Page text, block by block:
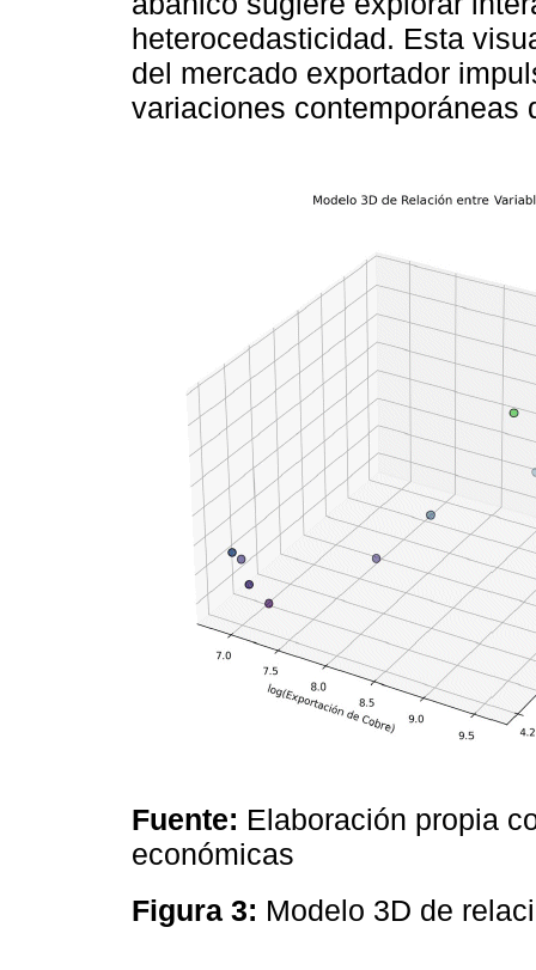
heterocedasticidad. Esta
del mercado exportador
variaciones contemporáneas
Fuente: Elaboración propia
económicas
Figura 3: Modelo 3D de